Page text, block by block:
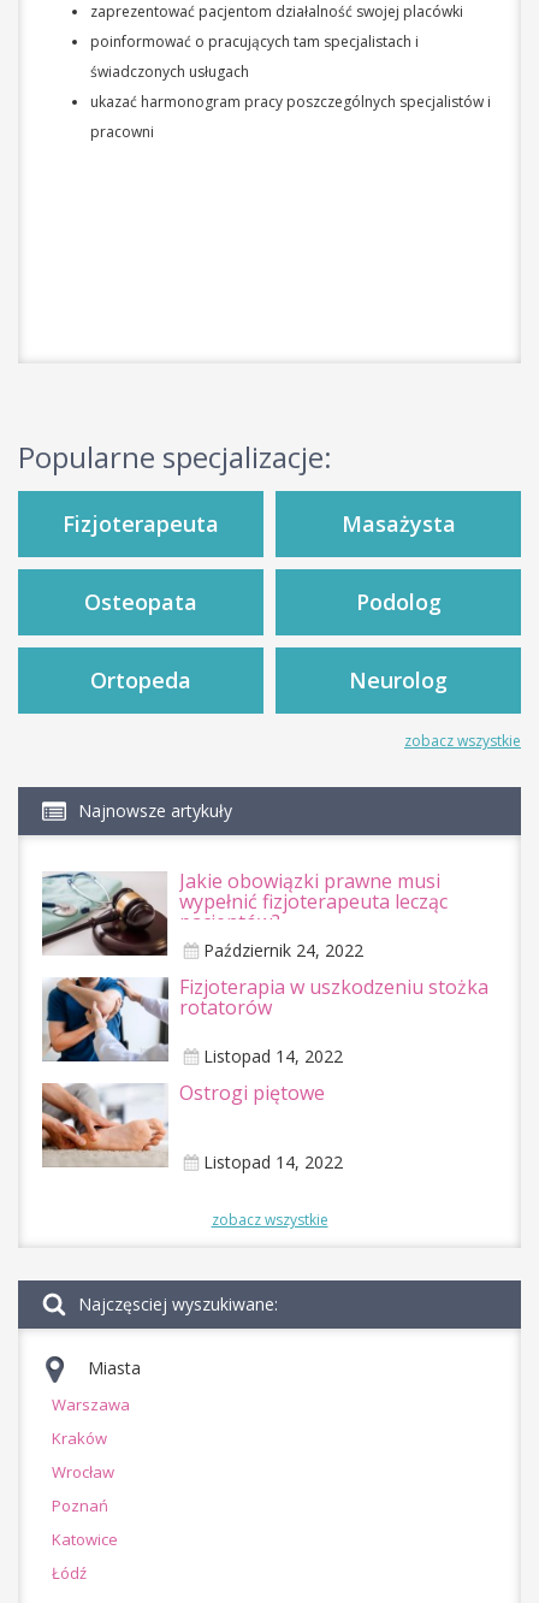
zaprezentować pacjentom działalność swojej placówki
poinformować o pracujących tam specjalistach i
świadczonych usługach
ukazać harmonogram pracy poszczególnych specjalistów i
pracowni
Popularne specjalizacje:
Fizjoterapeuta Masażysta
Osteopata Podolog
Ortopeda Neurolog
zobacz wszystkie
Najnowsze artykuły
Jakie obowiązki prawne musi
wypełnić fizjoterapeuta lecząc
pacjentów?
Październik 24, 2022
Fizjoterapia w uszkodzeniu stożka
rotatorów
Listopad 14, 2022
Ostrogi piętowe
Listopad 14, 2022
zobacz wszystkie
Najczęsciej wyszukiwane:
Miasta
Warszawa
Kraków
Wrocław
Poznań
Katowice
Łódź